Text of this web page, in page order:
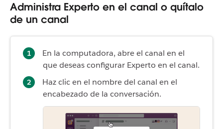
Administra Experto en el canal o quítalo
de un canal
En la computadora, abre el canal en el
que deseas configurar Experto en el canal.
Haz clic en el nombre del canal en el
encabezado de la conversación.